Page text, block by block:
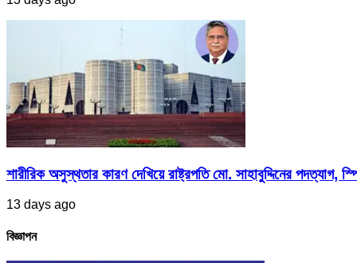
শারীরিক অসুস্থতার কারণ দেখিয়ে রাষ্ট্রপতি মো. সাহাবুদ্দিনের পদত্যাগ,
13 days ago
বিজ্ঞাপন